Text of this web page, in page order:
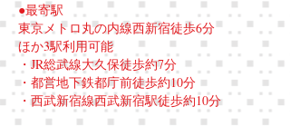
●最寄駅
東京メトロ丸の内線西新宿徒歩6分
ほか3駅利用可能
・JR総武線大久保徒歩約7分
・都営地下鉄都庁前徒歩約10分
・西武新宿線西武新宿駅徒歩約10分